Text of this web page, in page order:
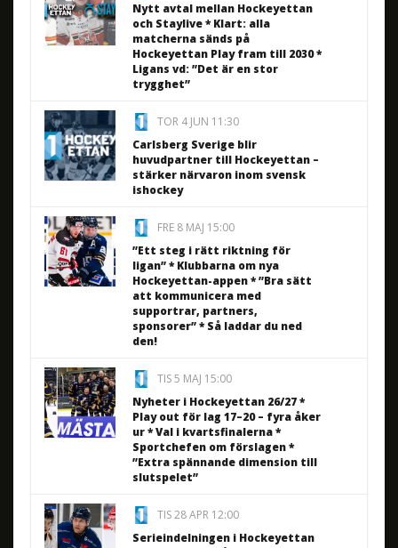
Nytt avtal mellan Hockeyettan
och Staylive * Klart: alla
matcherna sänds på
Hockeyettan Play fram till 2030 *
Ligans vd: ”Det är en stor
trygghet”
TOR 4 JUN 11:30
Carlsberg Sverige blir
huvudpartner till Hockeyettan –
stärker närvaron inom svensk
ishockey
FRE 8 MAJ 15:00
”Ett steg i rätt riktning för
ligan” * Klubbarna om nya
Hockeyettan-appen * ”Bra sätt
att kommunicera med
supportrar, partners,
sponsorer” * Så laddar du ned
den!
TIS 5 MAJ 15:00
Nyheter i Hockeyettan 26/27 *
Play out för lag 17–20 – fyra åker
ur * Val i kvartsfinalerna *
Sportchefen om förslagen *
”Extra spännande dimension till
slutspelet”
TIS 28 APR 12:00
Serieindelningen i Hockeyettan